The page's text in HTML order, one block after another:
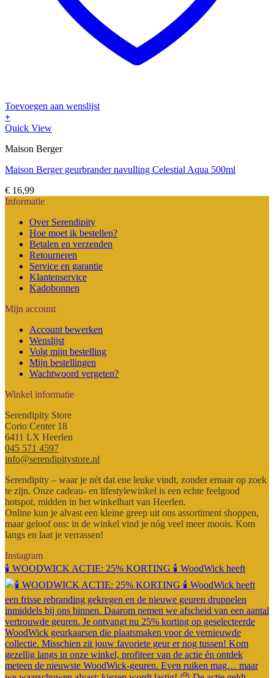
Toevoegen aan wenslijst
+
Quick View
Maison Berger
Maison Berger geurbrander navulling Celestial Aqua 500ml
€ 16,99
Informatie
Over Serendipity
Hoe moet ik bestellen?
Betalen en verzenden
Retourneren
Service en garantie
Klantenservice
Kadobonnen
Mijn account
Account bewerken
Wenslijst
Volg mijn bestelling
Mijn bestellingen
Wachtwoord vergeten?
Winkel informatie
Serendipity Store
Corio Center 18
6411 LX Heerlen
045 571 4597
info@serendipitystore.nl
Serendipity – waar je nét dat ene leuke vindt, zonder ernaar op zoek
te zijn. Onze cadeau- en lifestylewinkel is een echte feelgood
hotspot, midden in het winkelhart van Heerlen.
Online kun je alvast een kleine greep uit ons assortiment shoppen,
maar geloof ons: in de winkel vind je nóg veel meer moois. Kom
langs en laat je verrassen!
Instagram
🕯️ WOODWICK ACTIE: 25% KORTING 🕯️ WoodWick heeft